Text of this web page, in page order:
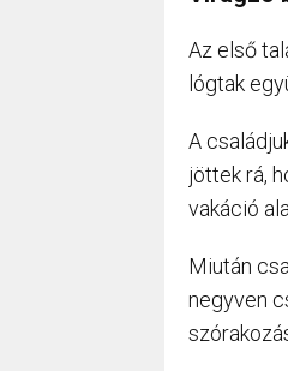
Az első
lógtak
A
jöttek rá,
vakáció
Miután
negyven